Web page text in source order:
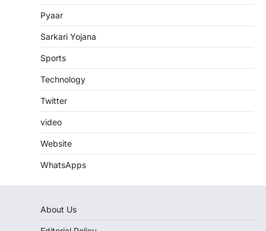
Pyaar
Sarkari Yojana
Sports
Technology
Twitter
video
Website
WhatsApps
About Us